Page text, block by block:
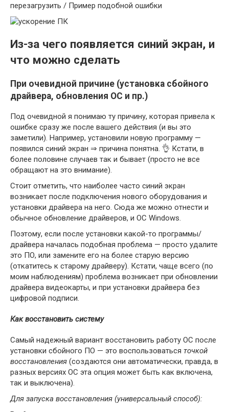
перезагрузить / Пример подобной ошибки
Из-за чего появляется синий экран, и
что можно сделать
При очевидной причине (установка сбойного
драйвера, обновления ОС и пр.)
Под очевидной я понимаю ту причину, которая привела к
ошибке сразу же после вашего действия (и вы это
заметили). Например, установили новую программу —
появился синий экран ⇒ причина понятна. 👌 Кстати, в
более половине случаев так и бывает (просто не все
обращают на это внимание).
Стоит отметить, что наиболее часто синий экран
возникает после подключения нового оборудования и
установки драйвера на него. Сюда же можно отнести и
обычное обновление драйверов, и ОС Windows.
Поэтому, если после установки какой-то программы/
драйвера началась подобная проблема — просто удалите
это ПО, или замените его на более старую версию
(откатитесь к старому драйверу). Кстати, чаще всего (по
моим наблюдениям) проблема возникает при обновлении
драйвера видеокарты, и при установки драйвера без
цифровой подписи.
Как восстановить систему
Самый надежный вариант восстановить работу ОС после
установки сбойного ПО — это воспользоваться точкой
восстановления (создаются они автоматически, правда, в
разных версиях ОС эта опция может быть как включена,
так и выключена).
Для запуска восстановления (универсальный способ):